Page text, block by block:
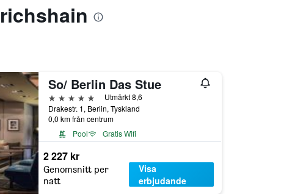
So/ Berlin Das Stue
5 stjärnor
Utmärkt 8,6
Drakestr. 1, Berlin, Tyskland
0,0 km från centrum
Pool
Gratis Wifi
2 227 kr
Genomsnitt per
natt
Visa
erbjudande